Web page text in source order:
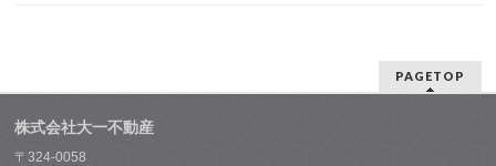
PAGETOP
株式会社大一不動産
〒324-0058